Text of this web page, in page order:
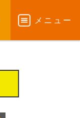
メニュー